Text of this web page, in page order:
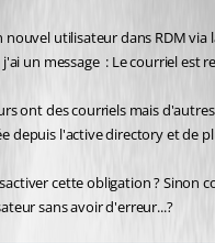
nouvel utilisateur dans RDM via
un message  : Le courriel est
ont des courriels mais
depuis l'active directory et de
cette obligation ? Sinon
sans avoir d'erreur...?